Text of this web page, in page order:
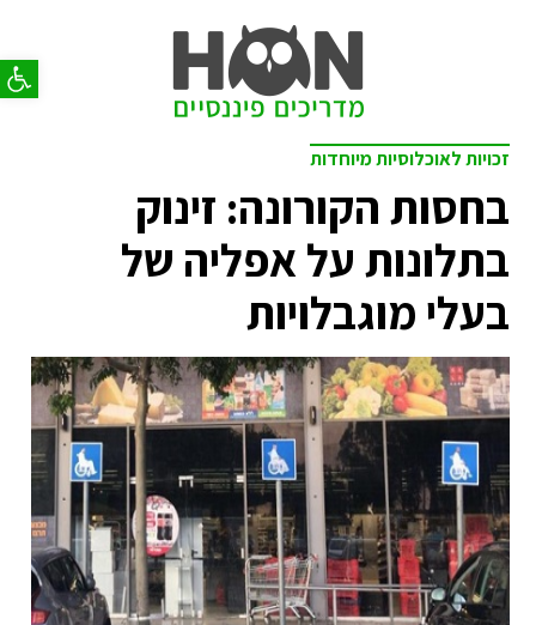
פתח
זכויות לאוכלוסיות מיוחדות
בחסות הקורונה: זינוק
בתלונות על אפליה של
בעלי מוגבלויות